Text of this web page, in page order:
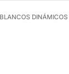
DINÁMICOS